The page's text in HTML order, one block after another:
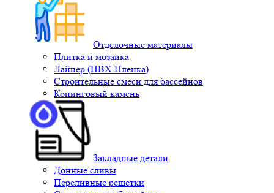
Отделочные материалы
Плитка и мозаика
Лайнер (ПВХ Пленка)
Строительные смеси для бассейнов
Копинговый камень
Закладные детали
Донные сливы
Переливные решетки